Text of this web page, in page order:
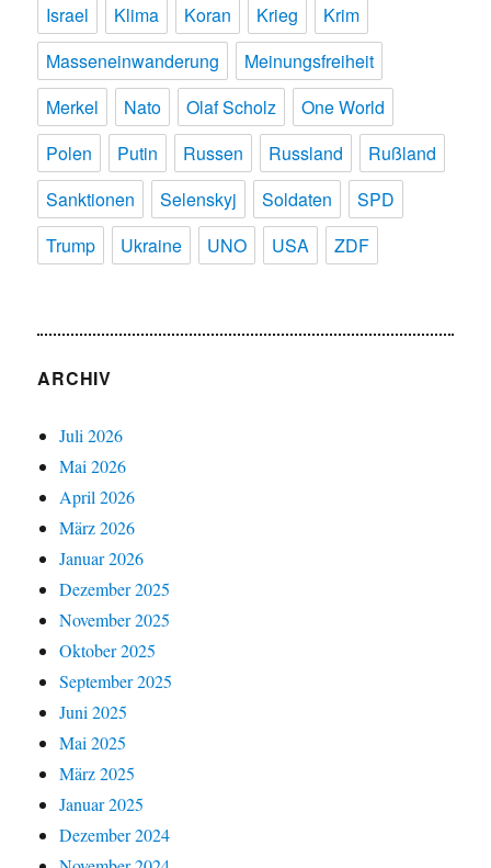
Israel
Klima Koran Krieg
Krim
Masseneinwanderung
Meinungsfreiheit
Merkel
Nato Olaf Scholz
One World
Polen
Putin Russen Russland
Rußland
Sanktionen
Selenskyj Soldaten
SPD
Trump
Ukraine UNO USA ZDF
ARCHIV
Juli 2026
Mai 2026
April 2026
März 2026
Januar 2026
Dezember 2025
November 2025
Oktober 2025
September 2025
Juni 2025
Mai 2025
März 2025
Januar 2025
Dezember 2024